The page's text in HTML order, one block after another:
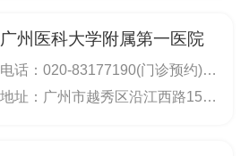
广州医科大学附属第一医院
电话： 020-83177190(门诊预约),020-83062114(总机),020-83337750(咨询),020-83062002(挂号),020-34294311(海印分院)
地址：广州市越秀区沿江西路151号(总院);广州市海珠区海联路康大路1号(海印分院);广州市荔湾区东海南路（大坦沙院区）